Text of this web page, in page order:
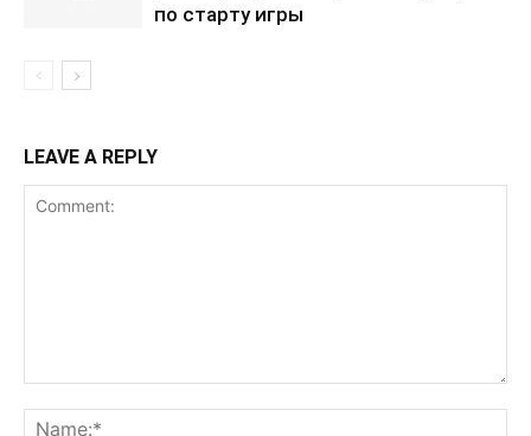
по старту игры
LEAVE A REPLY